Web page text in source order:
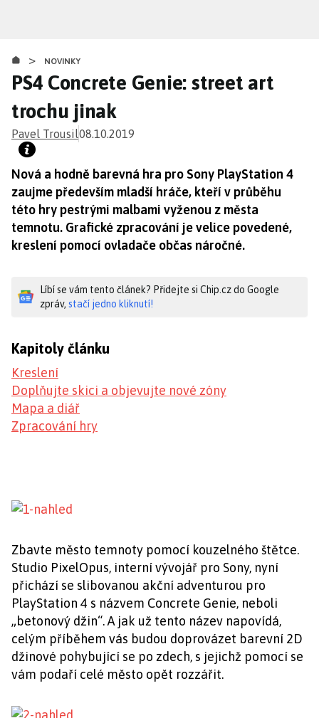
obsahu
> NOVINKY
PS4 Concrete Genie: street art
trochu jinak
Pavel Trousil08.10.2019
Nová a hodně barevná hra pro Sony PlayStation 4
zaujme především mladší hráče, kteří v průběhu
této hry pestrými malbami vyženou z města
temnotu. Grafické zpracování je velice povedené,
kreslení pomocí ovladače občas náročné.
Líbí se vám tento článek? Přidejte si Chip.cz do Google
zpráv, stačí jedno kliknutí!
Kapitoly článku
Kreslení
Doplňujte skici a objevujte nové zóny
Mapa a diář
Zpracování hry
Zbavte město temnoty pomocí kouzelného štětce.
Studio PixelOpus, interní vývojář pro Sony, nyní
přichází se slibovanou akční adventurou pro
PlayStation 4 s názvem Concrete Genie, neboli
„betonový džin“. A jak už tento název napovídá,
celým příběhem vás budou doprovázet barevní 2D
džinové pohybující se po zdech, s jejichž pomocí se
vám podaří celé město opět rozzářit.